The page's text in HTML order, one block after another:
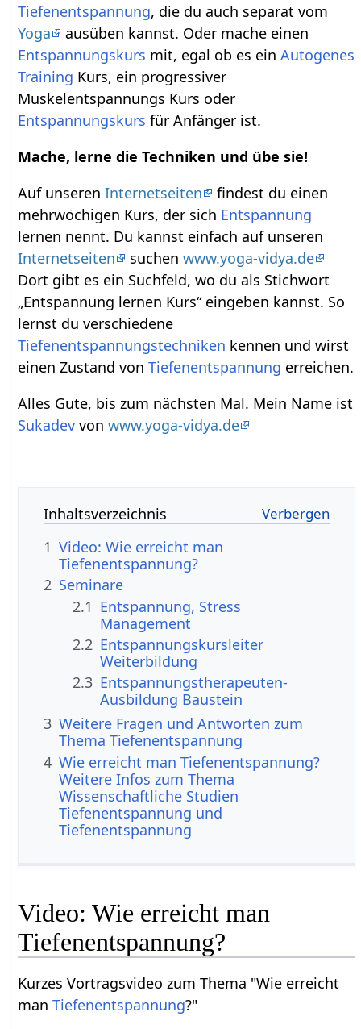
Tiefenentspannung, die du auch separat vom
Yoga
ausüben kannst. Oder mache einen
Entspannungskurs mit, egal ob es einAutogenes
Training Kurs, ein progressiver
Muskelentspannungs Kurs oder
Entspannungskurs für Anfänger ist.
Mache, lerne die Techniken und übe sie!
Auf unserenInternetseiten
findest du einen
mehrwöchigen Kurs, der sich Entspannung
lernen nennt. Du kannst einfach auf unseren
Internetseiten
suchenwww.yoga-vidya.de
Dort gibt es ein Suchfeld, wo du als Stichwort
„Entspannung lernen Kurs“ eingeben kannst. So
lernst du verschiedene
Tiefenentspannungstechniken kennen und wirst
einen Zustand vonTiefenentspannung erreichen.
Alles Gute, bis zum nächsten Mal. Mein Name ist
Sukadev vonwww.yoga-vidya.de
Inhaltsverzeichnis
1 Video: Wie erreicht man
Tiefenentspannung?
2 Seminare
2.1 Entspannung, Stress
Management
2.2 Entspannungskursleiter
Weiterbildung
2.3 Entspannungstherapeuten-
Ausbildung Baustein
3 Weitere Fragen und Antworten zum
Thema Tiefenentspannung
4 Wie erreicht man Tiefenentspannung?
Weitere Infos zum Thema
Wissenschaftliche Studien
Tiefenentspannung und
Tiefenentspannung
Video: Wie erreicht man
Tiefenentspannung?
Kurzes Vortragsvideo zum Thema "Wie erreicht
manTiefenentspannung?"